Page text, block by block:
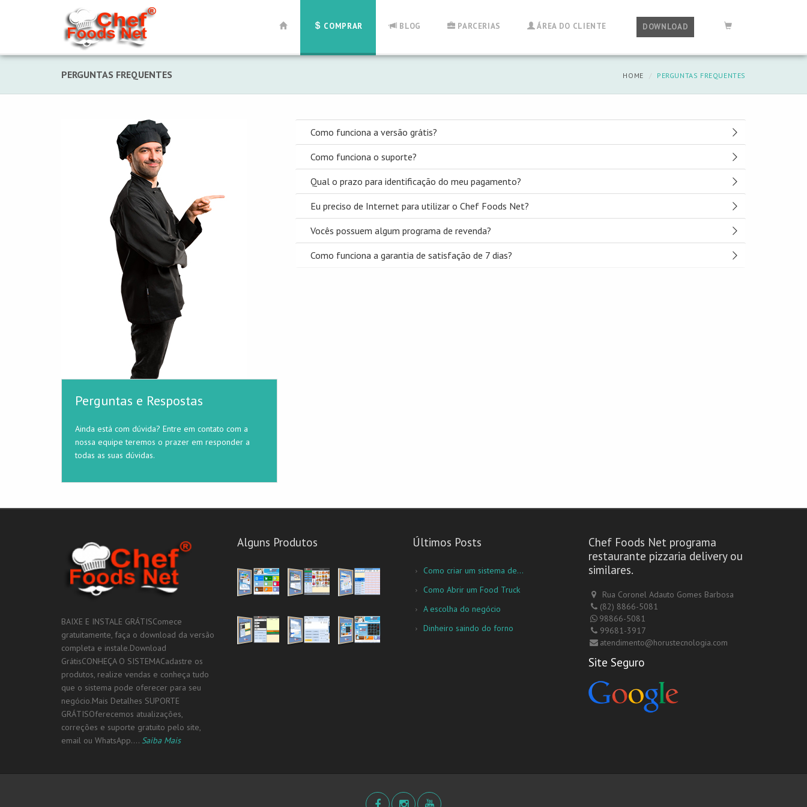
COMPRAR BLOG PARCERIAS ÁREA DO CLIENTE DOWNLOAD
PERGUNTAS FREQUENTES HOME PERGUNTAS FREQUENTES
Perguntas e Respostas
Ainda está com dúvida? Entre em contato com a
nossa equipe teremos o prazer em responder a
todas as suas dúvidas.
Como funciona a versão grátis?
Como funciona o suporte?
Qual o prazo para identificação do meu pagamento?
Eu preciso de Internet para utilizar o Chef Foods Net?
Vocês possuem algum programa de revenda?
Como funciona a garantia de satisfação de 7 dias?
BAIXE E INSTALE GRÁTISComece
gratuitamente, faça o download da versão
completa e instale.Download
GrátisCONHEÇA O SISTEMACadastre os
produtos, realize vendas e conheça tudo
que o sistema pode oferecer para seu
negócio.Mais Detalhes SUPORTE
GRÁTISOferecemos atualizações,
correções e suporte gratuito pelo site,
email ou WhatsApp.... Saiba Mais
Alguns Produtos Últimos Posts
Como criar um sistema de...
Como Abrir um Food Truck
A escolha do negócio
Dinheiro saindo do forno
Chef Foods Net programa
restaurante pizzaria delivery ou
similares.
Rua Coronel Adauto Gomes Barbosa
(82) 8866-5081
98866-5081
99681-3917
atendimento@horustecnologia.com
Site Seguro